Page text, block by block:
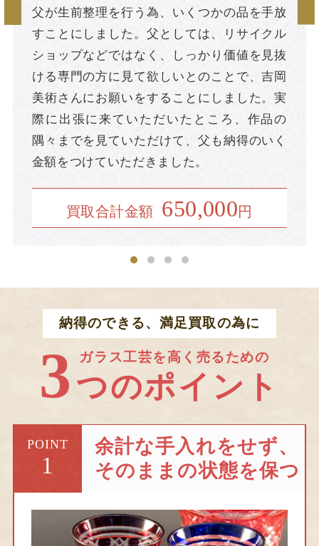
父が生前整理を行う為、いくつかの品を手放
すことにしました。父としては、リサイクル
ショップなどではなく、しっかり価値を見抜
ける専門の方に見て欲しいとのことで、吉岡
美術さんにお願いをすることにしました。実
際に出張に来ていただいたところ、作品の
隅々までを見ていただけて、父も納得のいく
金額をつけていただきました。
買取合計金額 650,000円
納得のできる、満足買取の為に
ガラス工芸を高く売るための
3 つのポイント
POINT
1
余計な手入れをせず、
そのままの状態を保つ